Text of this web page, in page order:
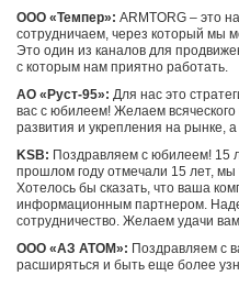
ООО «Темпер»: ARMTORG – это
сотрудничаем, через который мы
Это один из каналов для
с которым нам приятно работать.
АО «Руст-95»: Для нас это
вас с юбилеем! Желаем
развития и укрепления на рынке,
KSB: Поздравляем с юбилеем! 15
прошлом году отмечали 15 лет,
Хотелось бы сказать, что ваша
информационным партнером.
сотрудничество. Желаем удачи
ООО «АЗ АТОМ»: Поздравляем с
расширяться и быть еще более